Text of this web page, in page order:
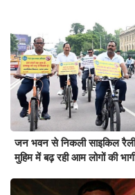
जन भवन से निकली साइकिल
मुहिम में बढ़ रही आम लोगों की